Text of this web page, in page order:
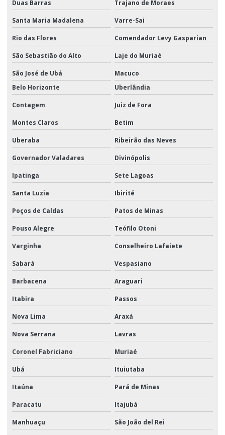
Duas Barras Trajano de Moraes
Santa Maria Madalena Varre-Sai
Rio das Flores Comendador Levy Gasparian
São Sebastião do Alto Laje do Muriaé
São José de Ubá
Macuco
Belo Horizonte
Uberlândia
Contagem Juiz de Fora
Montes Claros Betim
Uberaba Ribeirão das Neves
Governador Valadares Divinópolis
Ipatinga Sete Lagoas
Santa Luzia Ibirité
Poços de Caldas Patos de Minas
Pouso Alegre Teófilo Otoni
Varginha Conselheiro Lafaiete
Sabará Vespasiano
Barbacena Araguari
Itabira Passos
Nova Lima Araxá
Nova Serrana Lavras
Coronel Fabriciano Muriaé
Ubá Ituiutaba
Itaúna Pará de Minas
Paracatu Itajubá
Manhuaçu São João del Rei